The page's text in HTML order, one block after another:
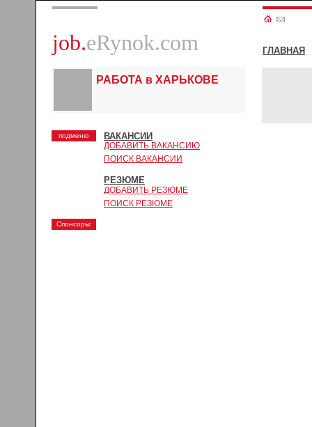
job.eRynok.com ГЛАВНАЯ
РАБОТА в ХАРЬКОВЕ
подменю ВАКАНСИИ
ДОБАВИТЬ ВАКАНСИЮ
ПОИСК ВАКАНСИИ
РЕЗЮМЕ
ДОБАВИТЬ РЕЗЮМЕ
ПОИСК РЕЗЮМЕ
Спонсоры: